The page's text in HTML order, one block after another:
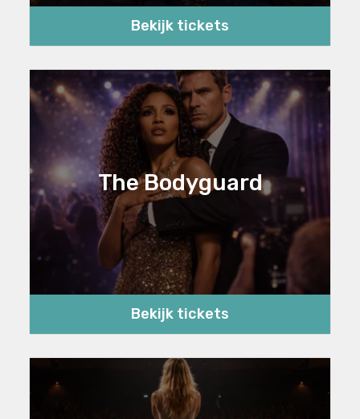
Bekijk tickets
The Bodyguard
Bekijk tickets